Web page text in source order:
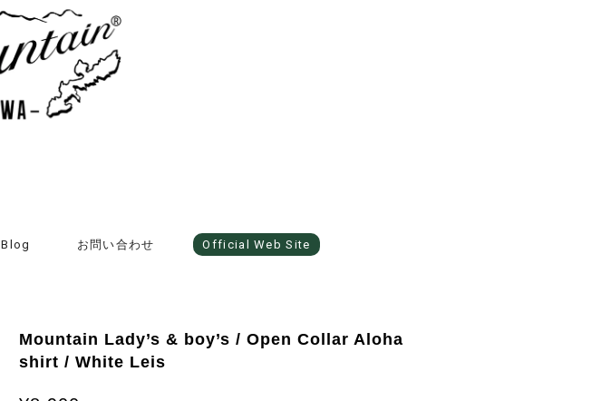
Blog お問い合わせ Official Web Site
Mountain Lady’s & boy’s / Open Collar Aloha
shirt / White Leis